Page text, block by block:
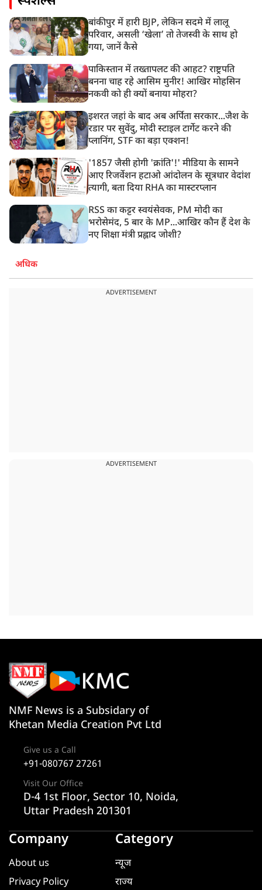
बांकीपुर में हारी BJP, लेकिन सदमे में लालू
परिवार, असली ‘खेला’ तो तेजस्वी के साथ हो
गया, जानें कैसे
पाकिस्तान में तख्तापलट की आहट? राष्ट्रपति
बनना चाह रहे आसिम मुनीर! आखिर मोहसिन
नकवी को ही क्यों बनाया मोहरा?
इशरत जहां के बाद अब अर्पिता सरकार...जैश के
रडार पर सुवेंदु, मोदी स्टाइल टार्गेट करने की
प्लानिंग, STF का बड़ा एक्शन!
'1857 जैसी होगी 'क्रांति'!' मीडिया के सामने
आए रिजर्वेशन हटाओ आंदोलन के सूत्रधार वेदांश
त्यागी, बता दिया RHA का मास्टरप्लान
RSS का कट्टर स्वयंसेवक, PM मोदी का
भरोसेमंद, 5 बार के MP...आखिर कौन हैं देश के
नए शिक्षा मंत्री प्रह्लाद जोशी?
अधिक
ADVERTISEMENT
ADVERTISEMENT
NMF News is a Subsidary of
Khetan Media Creation Pvt Ltd
Give us a Call
+91-080767 27261
Visit Our Office
D-4 1st Floor, Sector 10, Noida,
Uttar Pradesh 201301
Company
About us
Privacy Policy
Category
न्यूज
राज्य